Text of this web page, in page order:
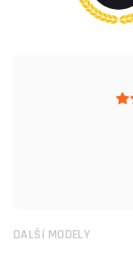
DALŠÍ MODELY